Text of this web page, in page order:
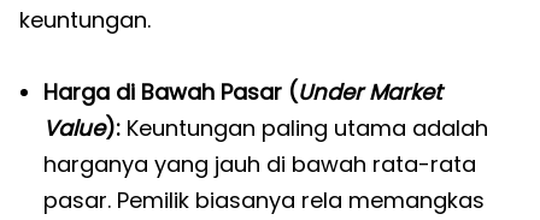
keuntungan.
Harga di Bawah Pasar (Under Market
Value): Keuntungan paling utama adalah
harganya yang jauh di bawah rata-rata
pasar. Pemilik biasanya rela memangkas